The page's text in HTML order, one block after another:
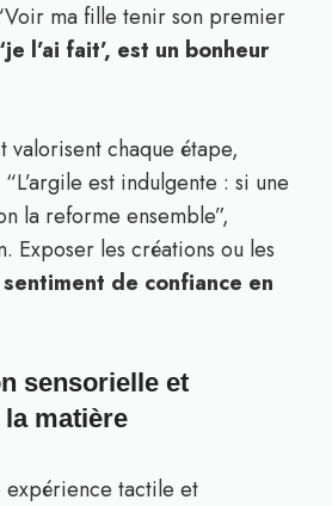
ma fille tenir son premier
l’ai fait’, est un bonheur
valorisent chaque étape,
est indulgente : si une
la reforme ensemble”,
Exposer les créations ou les
de confiance en
sensorielle et
matière
expérience tactile et